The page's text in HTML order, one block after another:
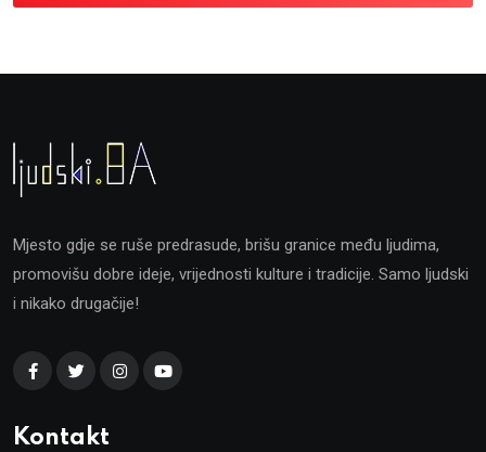
Mjesto gdje se ruše predrasude, brišu granice među ljudima,
promovišu dobre ideje, vrijednosti kulture i tradicije. Samo ljudski
i nikako drugačije!
Kontakt